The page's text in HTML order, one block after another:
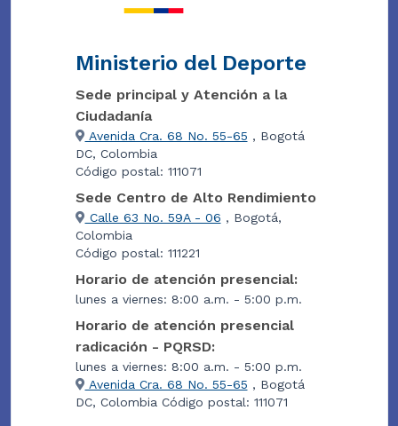
Ministerio del Deporte
Sede principal y Atención a la
Ciudadanía
Avenida Cra. 68 No. 55-65 , Bogotá
DC, Colombia
Código postal: 111071
Sede Centro de Alto Rendimiento
Calle 63 No. 59A - 06 , Bogotá,
Colombia
Código postal: 111221
Horario de atención presencial:
lunes a viernes: 8:00 a.m. - 5:00 p.m.
Horario de atención presencial
radicación - PQRSD:
lunes a viernes: 8:00 a.m. - 5:00 p.m.
Avenida Cra. 68 No. 55-65 , Bogotá
DC, Colombia Código postal: 111071